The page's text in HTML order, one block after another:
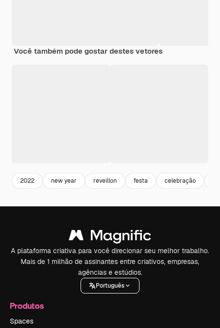
Você também pode gostar destes vetores
2022 new year reveillon festa celebração
A plataforma criativa para você direcionar seu melhor trabalho.
Mais de 1 milhão de assinantes entre criativos, empresas,
agências e estúdios.
Português
Produtos
Spaces